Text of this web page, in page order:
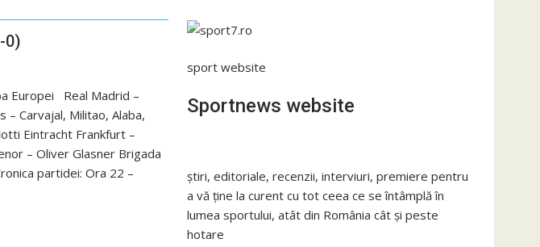
0)
Europei Real Madrid –
Carvajal, Militao, Alaba,
Eintracht Frankfurt –
– Oliver Glasner Brigada
partidei: Ora 22 –
sport website
Sportnews website
știri, editoriale, recenzii, interviuri, premiere pentru
a vă ține la curent cu tot ceea ce se întâmplă în
lumea sportului, atât din România cât și peste
hotare